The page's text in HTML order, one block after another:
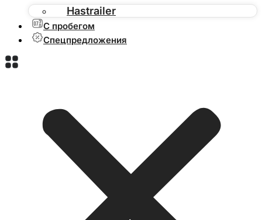
Hastrailer
С пробегом
Спецпредложения